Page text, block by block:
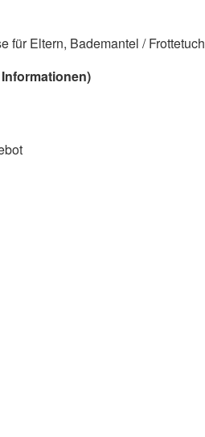
für Eltern, Bademantel / Frottetuch